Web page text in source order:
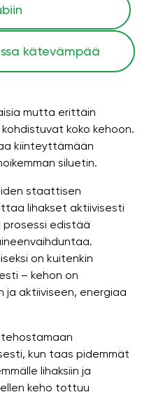
kätevämpää
​​mutta erittäin
koko kehoon.
kiinteyttämään
siluetin.
staattisen
lihakset aktiivisesti
edistää
on kuitenkin
– kehon on
aktiiviseen, energiaa
kun taas pidemmät
lihaksiin ja
keho tottuu